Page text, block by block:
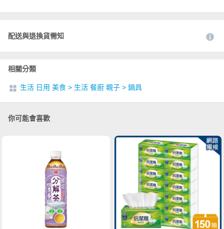
配送與退換貨需知
相關分類
生活 日用 美食 > 生活 餐廚 親子 > 鍋具
你可能會喜歡